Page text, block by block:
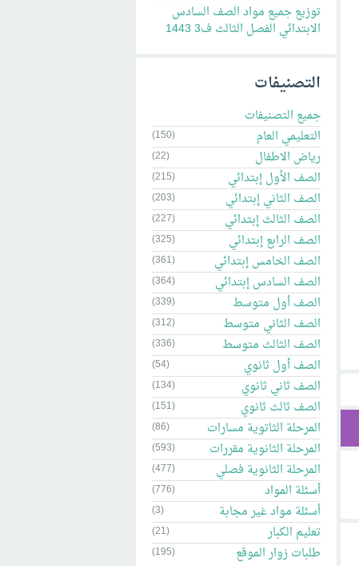
توزيع جميع مواد الصف السادس
الابتدائي الفصل الثالث ف3 1443
التصنيفات
جميع التصنيفات
التعليمي العام
(150)
رياض الاطفال (22)
الصف الأول إبتدائي (215)
الصف الثاني إبتدائي (203)
الصف الثالث إبتدائي (227)
الصف الرابع إبتدائي (325)
الصف الخامس إبتدائي (361)
الصف السادس إبتدائي (364)
الصف أول متوسط (339)
الصف الثاني متوسط (312)
الصف الثالث متوسط (336)
الصف أول ثانوي (54)
الصف ثاني ثانوي (134)
الصف ثالث ثانوي (151)
المرحلة الثاتوية مسارات (86)
المرحلة الثانوية مقررات (593)
المرحلة الثانوية فصلي (477)
أسئلة المواد (776)
أسئلة مواد غير مجابة (3)
تعليم الكبار (21)
طلبات زوار الموقع (195)